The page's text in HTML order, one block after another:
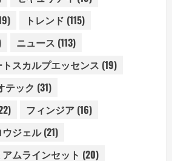
トレンド (115)
ニュース (113)
スカルプエッセンス (19)
テック (31)
フィンジア (16)
ジェル(21)
ムラインセット (20)